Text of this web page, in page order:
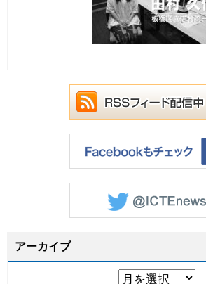
アーカイブ